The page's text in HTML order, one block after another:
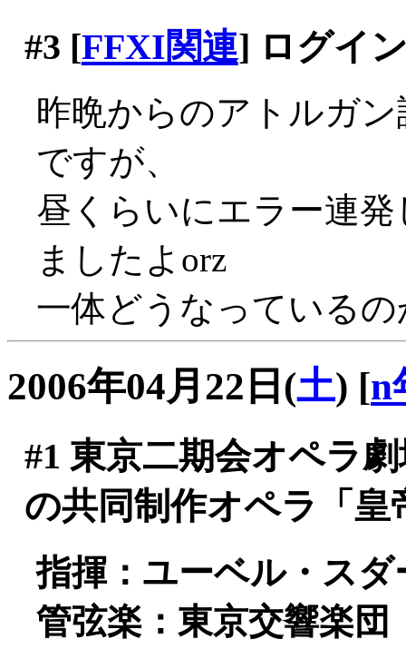
#3 [FFXI関連] ログイ
昨晩からのアトルガ
ですが、
昼くらいにエラー連
ましたよorz
一体どうなっている
2006年04月22日(土) [n
#1 東京二期会オペラ
の共同制作オペラ「皇
指揮：ユーベル・スダ
管弦楽：東京交響楽団